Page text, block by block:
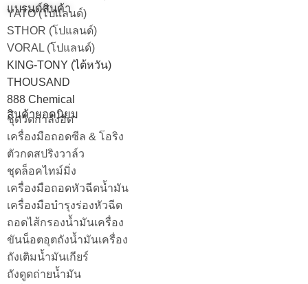
แบรนด์สินค้า
YATO (โปแลนด์)
STHOR (โปแลนด์)
VORAL (โปแลนด์)
KING-TONY (ไต้หวัน)
THOUSAND
888 Chemical
สินค้ายอดนิยม
ชุดวัดกำลังอัด
เครื่องมือถอดซีล & โอริง
ตัวกดสปริงวาล์ว
ชุดล็อคไทม์มิ่ง
เครื่องมือถอดหัวฉีดน้ำมัน
เครื่องมือบำรุงร่องหัวฉีด
ถอดไส้กรองน้ำมันเครื่อง
ขันน็อตอุตถังน้ำมันเครื่อง
ถังเติมน้ำมันเกียร์
ถังดูดถ่ายน้ำมัน